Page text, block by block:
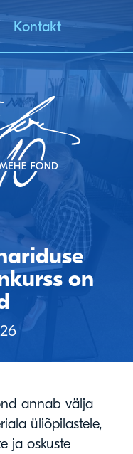
Kontakt
TÕNISSONI
FOND
on
annab välja
üliõpilastele,
ja oskuste